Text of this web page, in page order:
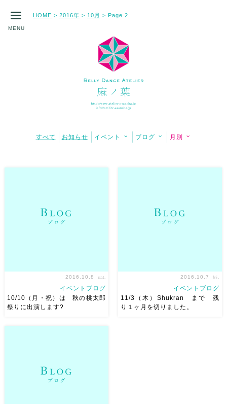
MENU
HOME > 2016年 > 10月 > Page 2
すべて お知らせ イベント ブログ 月別
た。。orz さて！10/10（月・
祝）は 秋の桃太郎祭りに出演
2016.10.8 sat.
イベントブログ
10/10（月・祝）は 秋の桃太郎
祭りに出演します?
2016.10.7 fri.
イベントブログ
11/3（木）Shukran まで 残
り１ヶ月を切りました。